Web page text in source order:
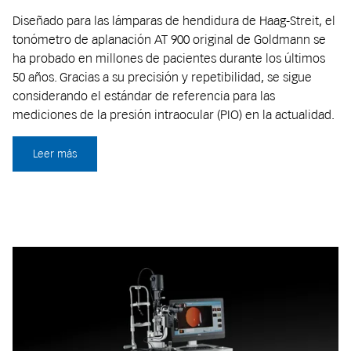
Diseñado para las lámparas de hendidura de Haag-Streit, el
tonómetro de aplanación AT 900 original de Goldmann se
ha probado en millones de pacientes durante los últimos
50 años. Gracias a su precisión y repetibilidad, se sigue
considerando el estándar de referencia para las
mediciones de la presión intraocular (PIO) en la actualidad.
Leer más